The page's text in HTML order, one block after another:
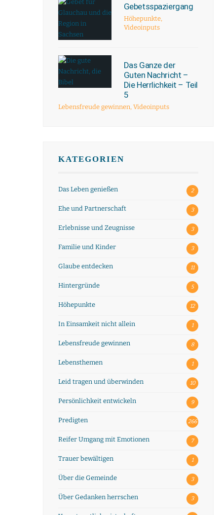
Gebetsspaziergang
Höhepunkte,
Videoinputs
Das Ganze der
Guten Nachricht –
Die Herrlichkeit – Teil
5
Lebensfreude gewinnen, Videoinputs
KATEGORIEN
Das Leben genießen 2
Ehe und Partnerschaft 3
Erlebnisse und Zeugnisse 3
Familie und Kinder 3
Glaube entdecken 11
Hintergründe 5
Höhepunkte 12
In Einsamkeit nicht allein 1
Lebensfreude gewinnen 8
Lebensthemen 1
Leid tragen und überwinden 10
Persönlichkeit entwickeln 9
Predigten 266
Reifer Umgang mit Emotionen 7
Trauer bewältigen 1
Über die Gemeinde 3
Über Gedanken herrschen 3